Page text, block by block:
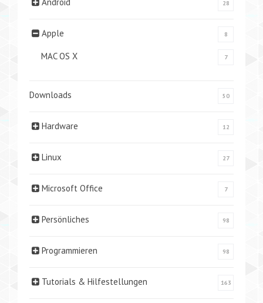
28
Apple 8
MAC OS X 7
Downloads 50
Hardware 12
Linux 27
Microsoft Office 7
Persönliches 98
Programmieren 98
Tutorials & Hilfestellungen 163